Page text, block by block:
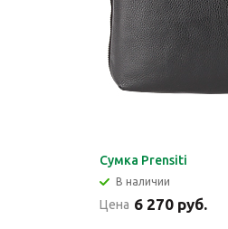
Cумка Prensiti
В наличии
Цена 6 270 руб.